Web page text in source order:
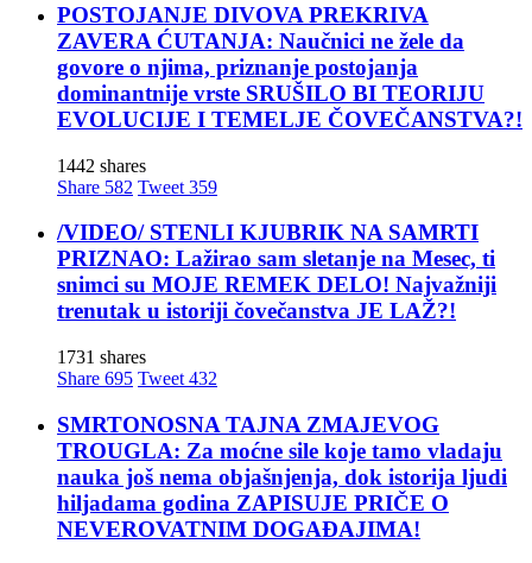
POSTOJANJE DIVOVA PREKRIVA
ZAVERA ĆUTANJA: Naučnici ne žele da
govore o njima, priznanje postojanja
dominantnije vrste SRUŠILO BI TEORIJU
EVOLUCIJE I TEMELJE ČOVEČANSTVA?!
1442 shares
Share 582 Tweet 359
/VIDEO/ STENLI KJUBRIK NA SAMRTI
PRIZNAO: Lažirao sam sletanje na Mesec, ti
snimci su MOJE REMEK DELO! Najvažniji
trenutak u istoriji čovečanstva JE LAŽ?!
1731 shares
Share 695 Tweet 432
SMRTONOSNA TAJNA ZMAJEVOG
TROUGLA: Za moćne sile koje tamo vladaju
nauka još nema objašnjenja, dok istorija ljudi
hiljadama godina ZAPISUJE PRIČE O
NEVEROVATNIM DOGAĐAJIMA!